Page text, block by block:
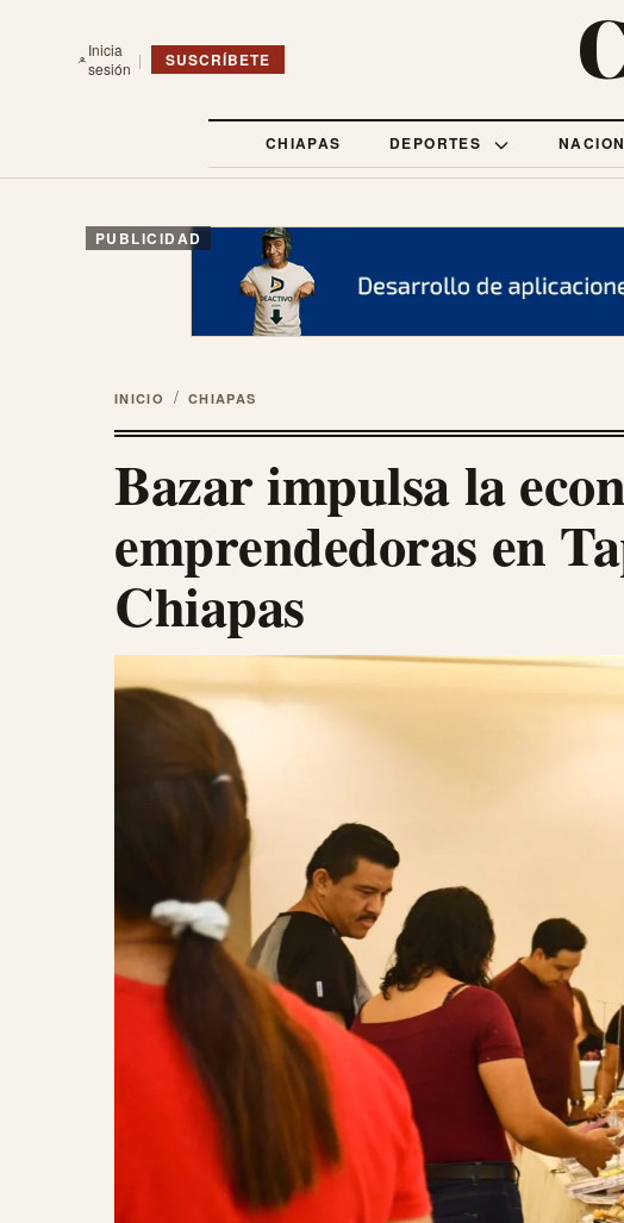
Inicia
sesión | SUSCRÍBETE
CHIAPAS DEPORTES
PUBLICIDAD
INICIO / CHIAPAS
Bazar impulsa la
emprendedoras en
Chiapas